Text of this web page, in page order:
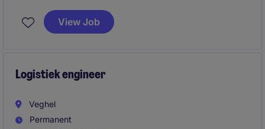
maar levert maatwerkoplossingen waarmee je
daadwerkelijk waarde toevoegt voor de klant.
mogelijkheid om jezelf verder te ontwikkelen binnen
View Job
Logistiek engineer
Veghel
Permanent